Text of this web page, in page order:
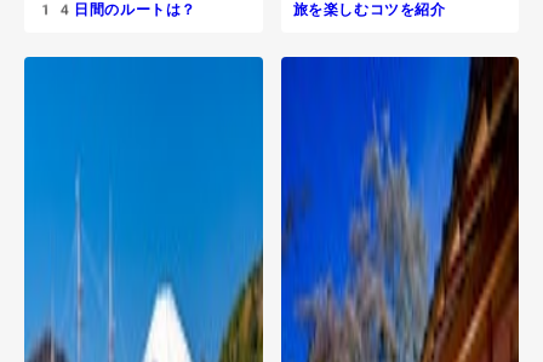
14日間のルートは？
旅を楽しむコツを紹介